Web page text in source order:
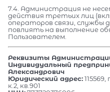
7.4. Администрация не
действия третьих лиц
операторов связи, службы
повлиять на выполнение
Пользователем.
Реквизиты
Индивидуальный
Александрович
Юридический адрес:
к.2, кв.901